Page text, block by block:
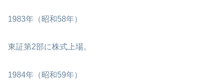
1983年（昭和58年）
東証第2部に株式上場。
1984年（昭和59年）